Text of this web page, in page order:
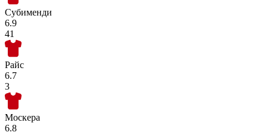
Субименди
6.9
41
Райс
6.7
3
Москера
6.8